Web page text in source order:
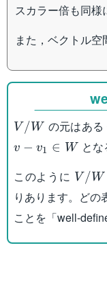
スカラー倍も同様
また，ベクトル空
V/W
V /W の元はある
v-
\in
W
v − v1 ∈ W と
このように V/W
V /W
りあります。どの
ことを「well-